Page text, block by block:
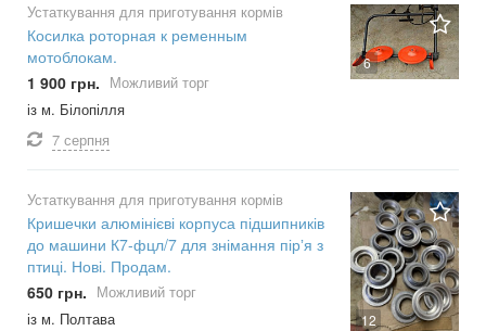
6
Устаткування для приготування кормів
Косилка роторная к ременным
мотоблокам.
1 900 грн. Можливий торг
із м. Білопілля
7 серпня
12
Устаткування для приготування кормів
Кришечки алюмінієві корпуса підшипників
до машини К7-фцл/7 для знімання пірʼя з
птиці. Нові. Продам.
650 грн. Можливий торг
із м. Полтава